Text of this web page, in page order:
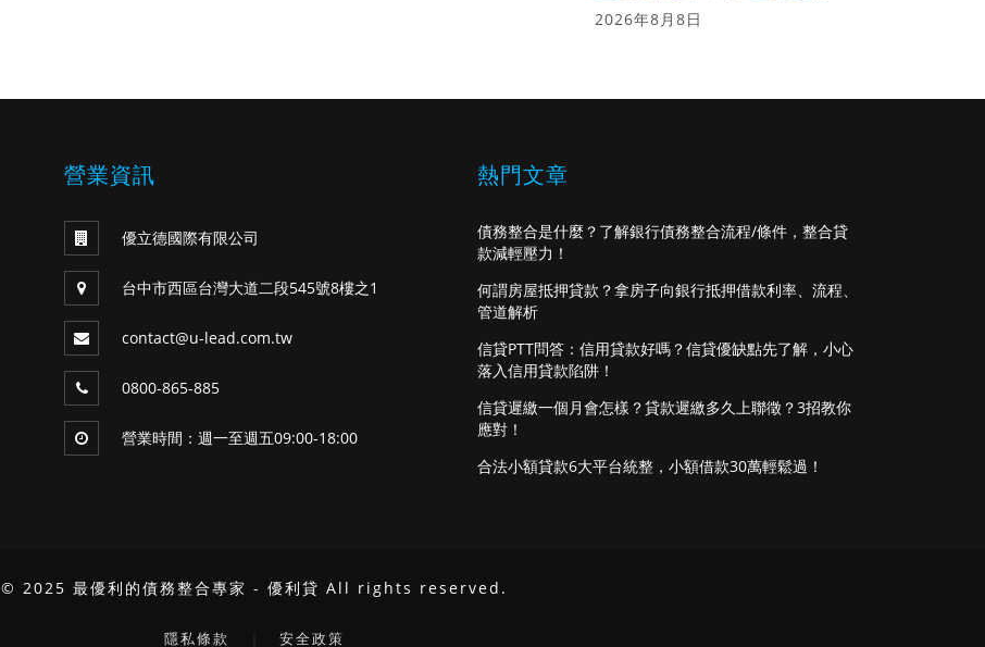
2026年8月8日
營業資訊
優立德國際有限公司
台中市西區台灣大道二段545號8樓之1
contact@u-lead.com.tw
0800-865-885
營業時間：週一至週五09:00-18:00
熱門文章
債務整合是什麼？了解銀行債務整合流程/條件，整合貸
款減輕壓力！
何謂房屋抵押貸款？拿房子向銀行抵押借款利率、流程、
管道解析
信貸PTT問答：信用貸款好嗎？信貸優缺點先了解，小心
落入信用貸款陷阱！
信貸遲繳一個月會怎樣？貸款遲繳多久上聯徵？3招教你
應對！
合法小額貸款6大平台統整，小額借款30萬輕鬆過！
© 2025 最優利的債務整合專家 - 優利貸 All rights reserved.
隱私條款 安全政策